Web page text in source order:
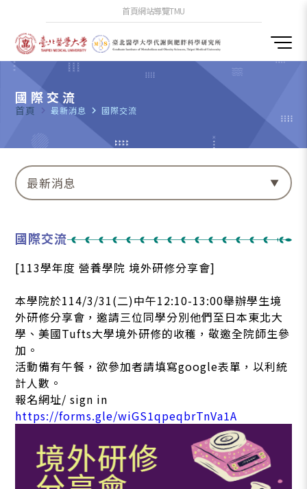
首頁網站導覽TMU
國際交流
首頁 navigate_next 最新消息 navigate_next 國際交流
最新消息
國際交流
[113學年度 營養學院 境外研修分享會]
本學院於114/3/31(二)中午12:10-13:00舉辦學生境
外研修分享會，邀請三位同學分別他們至日本東北大
學、美國Tufts大學境外研修的收穫，敬邀全院師生參
加。
活動備有午餐，欲參加者請填寫google表單，以利統
計人數。
報名網址/ sign in
https://forms.gle/wiGS1qpeqbrTnVa1A